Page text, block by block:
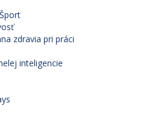
zdravia pri práci
inteligencie